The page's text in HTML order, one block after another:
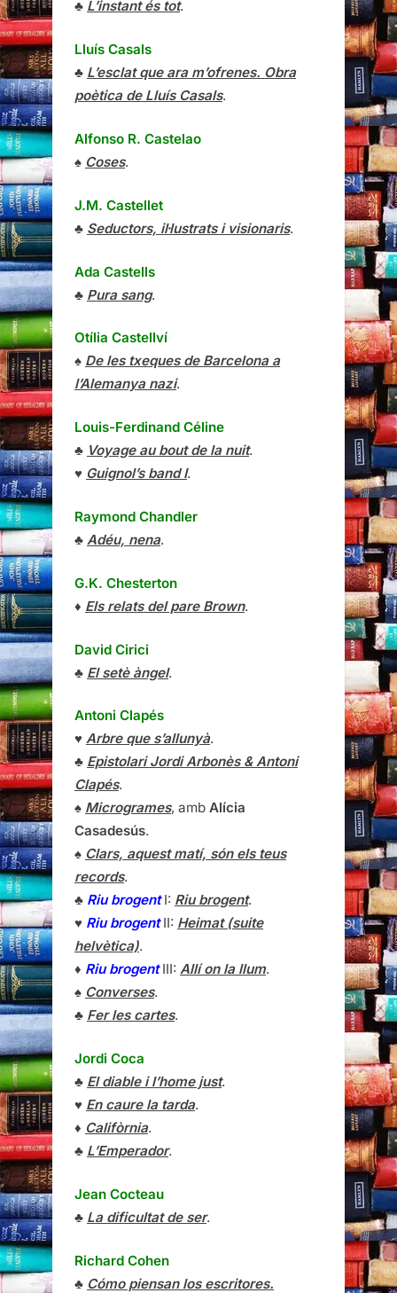
♣ L’instant és tot.
Lluís Casals
♣ L’esclat que ara m’ofrenes. Obra
poètica de Lluís Casals.
Alfonso R. Castelao
♠ Coses.
J.M. Castellet
♣ Seductors, il·lustrats i visionaris.
Ada Castells
♣ Pura sang.
Otília Castellví
♠ De les txeques de Barcelona a
l’Alemanya nazi.
Louis-Ferdinand Céline
♣ Voyage au bout de la nuit.
♥ Guignol’s band I.
Raymond Chandler
♣ Adéu, nena.
G.K. Chesterton
♦ Els relats del pare Brown.
David Cirici
♣ El setè àngel.
Antoni Clapés
♥ Arbre que s’allunyà.
♣ Epistolari Jordi Arbonès & Antoni
Clapés.
♠ Microgrames, amb Alícia
Casadesús.
♠ Clars, aquest matí, són els teus
records.
♣ Riu brogentI: Riu brogent.
♥ Riu brogentII: Heimat (suite
helvètica).
♦ Riu brogentIII: Allí on la llum.
♠ Converses.
♣ Fer les cartes.
Jordi Coca
♣ El diable i l’home just.
♥ En caure la tarda.
♦ Califòrnia.
♣ L’Emperador.
Jean Cocteau
♣ La dificultat de ser.
Richard Cohen
♣ Cómo piensan los escritores.